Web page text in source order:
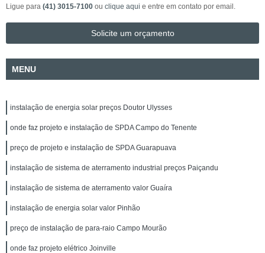
Ligue para (41) 3015-7100 ou clique aqui e entre em contato por email.
Solicite um orçamento
MENU
instalação de energia solar preços Doutor Ulysses
onde faz projeto e instalação de SPDA Campo do Tenente
preço de projeto e instalação de SPDA Guarapuava
instalação de sistema de aterramento industrial preços Paiçandu
instalação de sistema de aterramento valor Guaíra
instalação de energia solar valor Pinhão
preço de instalação de para-raio Campo Mourão
onde faz projeto elétrico Joinville